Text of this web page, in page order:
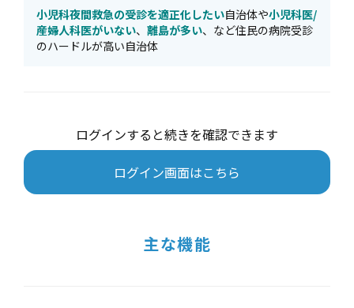
小児科夜間救急の受診を適正化したい自治体や小児科医/
産婦人科医がいない、 離島が多い、など住民の病院受診
のハードルが高い自治体
ログインすると続きを確認できます
ログイン画面はこちら
主な機能